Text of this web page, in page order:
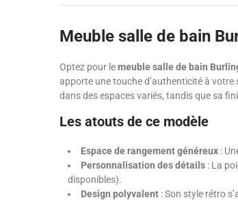
Meuble salle de bain
Optez pour lemeuble salle de bain
apporte une touche d’authenticité à votre
dans des espaces variés, tandis que sa
Les atouts de ce modèle
Espace de rangement généreux :
Personnalisation des détails : La
disponibles).
Design polyvalent : Son style rétro